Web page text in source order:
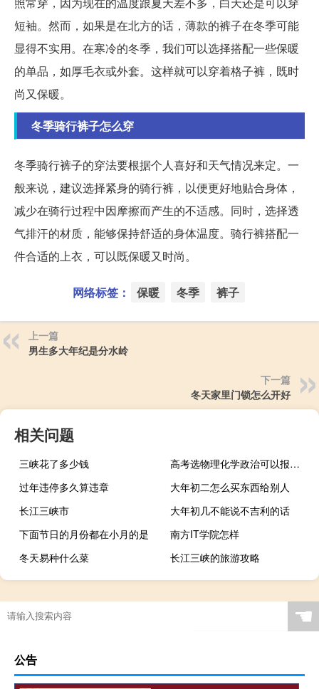
短袖。然而，如果是在北方的话，薄款的裤子在冬季可能
显得不实用。在寒冷的冬季，我们可以选择搭配一些保暖
的单品，如厚毛衣或外套。这样就可以穿着格子裤，既时
尚又保暖。
冬季骑行裤子怎么穿
冬季骑行裤子的穿法要根据个人喜好和天气情况来定。一
般来说，建议选择紧身的骑行裤，以便更好地贴合身体，
减少在骑行过程中因摩擦而产生的不适感。同时，选择透
气排汗的材质，能够保持舒适的身体温度。骑行裤搭配一
件合适的上衣，可以既保暖又时尚。
网络标签： 保暖 冬季 裤子
上一篇
男生多大年纪是分水岭
下一篇
冬天家里门锁怎么开好
相关问题
三峡花了多少钱
高考选物理化学政治可以报哪些专业
过年违停多久算违章
大年初二怎么买东西给别人
长江三峡市
大年初几不能说不吉利的话
下面节日的月份都在小月的是
南方IT学院怎样
冬天易种什么菜
长江三峡的旅游攻略
☚
公告